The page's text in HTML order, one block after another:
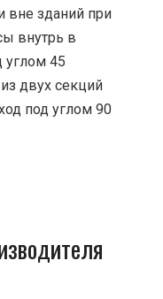
вне зданий при
внутрь в
углом 45
двух секций
под углом 90